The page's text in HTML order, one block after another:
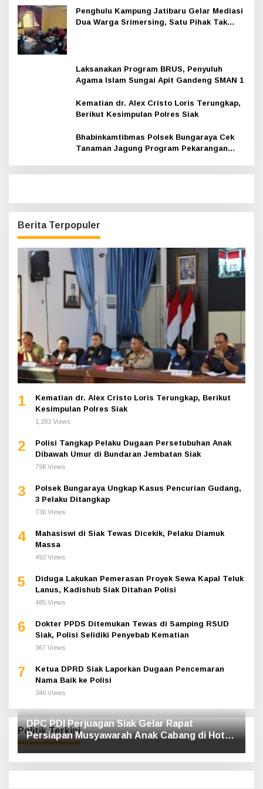
Penghulu Kampung Jatibaru Gelar Mediasi
Dua Warga Srimersing, Satu Pihak Tak
Laksanakan Program BRUS, Penyuluh
Agama Islam Sungai Apit Gandeng SMAN 1
Kematian dr. Alex Cristo Loris Terungkap,
Berikut Kesimpulan Polres Siak
Bhabinkamtibmas Polsek Bungaraya Cek
Tanaman Jagung Program Pekarangan
Berita Terpopuler
1
Kematian dr. Alex Cristo Loris Terungkap, Berikut
Kesimpulan Polres Siak
1,283 Views
2
Polisi Tangkap Pelaku Dugaan Persetubuhan Anak
Dibawah Umur di Bundaran Jembatan Siak
798 Views
3
Polsek Bungaraya Ungkap Kasus Pencurian Gudang,
3 Pelaku Ditangkap
736 Views
4
Mahasiswi di Siak Tewas Dicekik, Pelaku Diamuk
Massa
492 Views
5
Diduga Lakukan Pemerasan Proyek Sewa Kapal Teluk
Lanus, Kadishub Siak Ditahan Polisi
485 Views
6
Dokter PPDS Ditemukan Tewas di Samping RSUD
Siak, Polisi Selidiki Penyebab Kematian
367 Views
7
Ketua DPRD Siak Laporkan Dugaan Pencemaran
Nama Baik ke Polisi
346 Views
Politik Terkini
DPC PDI Perjuagan Siak Gelar Rapat
Persiapan Musyawarah Anak Cabang di Hotel
Luxe